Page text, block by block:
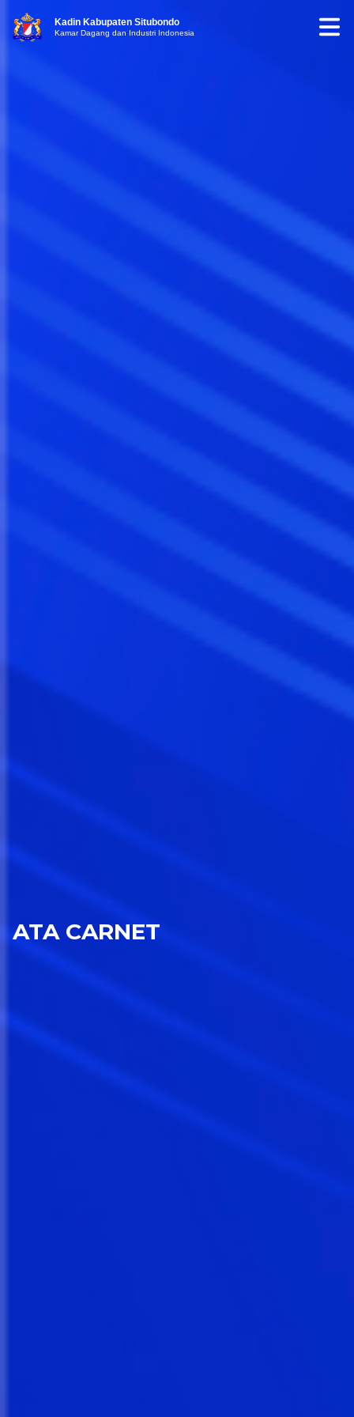
Kadin Kabupaten Situbondo
Kamar Dagang dan Industri Indonesia
ATA CARNET